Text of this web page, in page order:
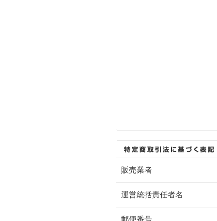
販売業者
運営統括責任者名
郵便番号